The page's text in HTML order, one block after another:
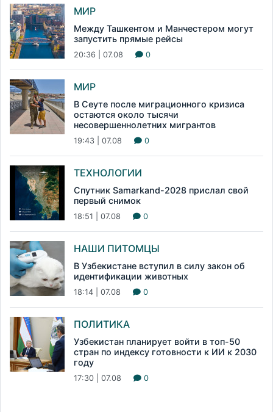
МИР
Между Ташкентом и Манчестером могут
запустить прямые рейсы
20:36 | 07.08 0
МИР
В Сеуте после миграционного кризиса
остаются около тысячи
несовершеннолетних мигрантов
19:43 | 07.08 0
ТЕХНОЛОГИИ
Спутник Samarkand-2028 прислал свой
первый снимок
18:51 | 07.08 0
НАШИ ПИТОМЦЫ
В Узбекистане вступил в силу закон об
идентификации животных
18:14 | 07.08 0
ПОЛИТИКА
Узбекистан планирует войти в топ-50
стран по индексу готовности к ИИ к 2030
году
17:30 | 07.08 0